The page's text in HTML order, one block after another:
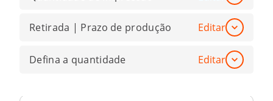
Retirada | Prazo de produção Editar
Defina a quantidade Editar